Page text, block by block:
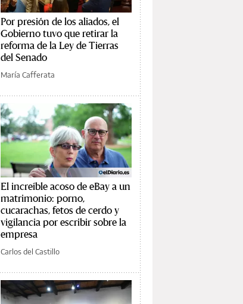
Por presión de los aliados, el
Gobierno tuvo que retirar la
reforma de la Ley de Tierras
del Senado
María Cafferata
El increíble acoso de eBay a un
matrimonio: porno,
cucarachas, fetos de cerdo y
vigilancia por escribir sobre la
empresa
Carlos del Castillo